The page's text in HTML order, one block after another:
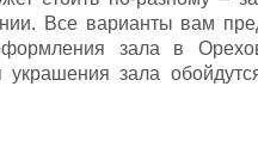
Все варианты вам
зала в
украшения зала